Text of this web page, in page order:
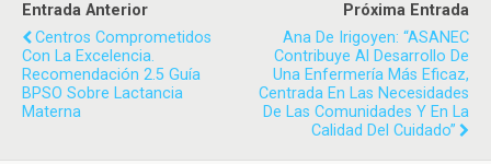
Entrada Anterior
Centros Comprometidos
Con La Excelencia.
Recomendación 2.5 Guía
BPSO Sobre Lactancia
Materna
Próxima Entrada
Ana De Irigoyen: “ASANEC
Contribuye Al Desarrollo De
Una Enfermería Más Eficaz,
Centrada En Las Necesidades
De Las Comunidades Y En La
Calidad Del Cuidado”